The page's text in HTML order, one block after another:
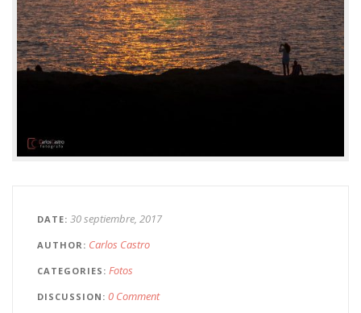
DATE 30 septiembre, 2017
AUTHOR Carlos Castro
CATEGORIES Fotos
DISCUSSION 0 Comment